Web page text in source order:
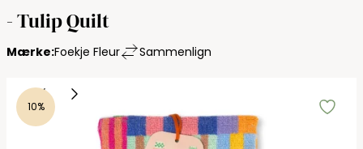
- Tulip Quilt
Mærke:Foekje Fleur Sammenlign
10%